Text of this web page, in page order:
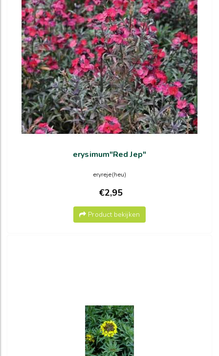
erysimum"Red Jep"
eryreje(heu)
€2,95
Product bekijken